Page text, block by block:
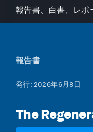
報告書、白書、レポ
報告書
発行: 2026年6月8日
The